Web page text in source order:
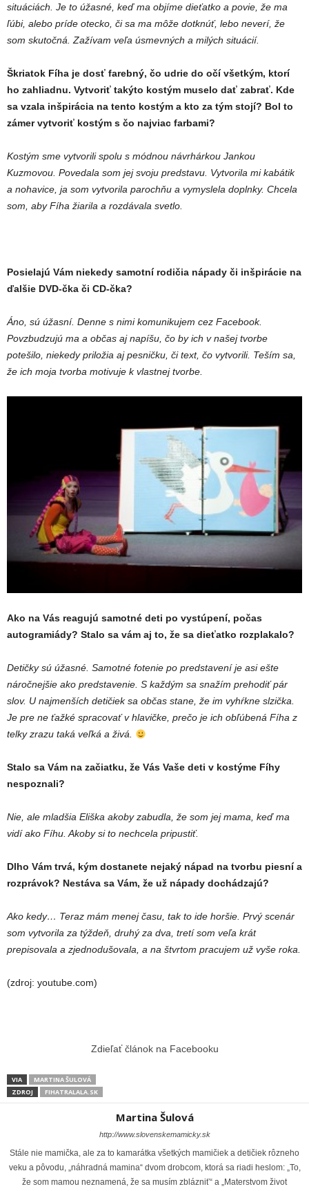
situáciách. Je to úžasné, keď ma objíme dieťatko a povie, že ma
ľúbi, alebo príde otecko, či sa ma môže dotknúť, lebo neverí, že
som skutočná. Zažívam veľa úsmevných a milých situácií.
Škriatok Fíha je dosť farebný, čo udrie do očí všetkým, ktorí
ho zahliadnu. Vytvoriť takýto kostým muselo dať zabrať. Kde
sa vzala inšpirácia na tento kostým a kto za tým stojí? Bol to
zámer vytvoriť kostým s čo najviac farbami?
Kostým sme vytvorili spolu s módnou návrhárkou Jankou
Kuzmovou. Povedala som jej svoju predstavu. Vytvorila mi kabátik
a nohavice, ja som vytvorila parochňu a vymyslela doplnky. Chcela
som, aby Fíha žiarila a rozdávala svetlo.
Posielajú Vám niekedy samotní rodičia nápady či inšpirácie na
ďalšie DVD-čka či CD-čka?
Áno, sú úžasní. Denne s nimi komunikujem cez Facebook.
Povzbudzujú ma a občas aj napíšu, čo by ich v našej tvorbe
potešilo, niekedy priložia aj pesničku, či text, čo vytvorili. Teším sa,
že ich moja tvorba motivuje k vlastnej tvorbe.
Ako na Vás reagujú samotné deti po vystúpení, počas
autogramiády? Stalo sa vám aj to, že sa dieťatko rozplakalo?
Detičky sú úžasné. Samotné fotenie po predstavení je asi ešte
náročnejšie ako predstavenie. S každým sa snažím prehodiť pár
slov. U najmenších detičiek sa občas stane, že im vyhŕkne slzička.
Je pre ne ťažké spracovať v hlavičke, prečo je ich obľúbená Fíha z
telky zrazu taká veľká a živá.
Stalo sa Vám na začiatku, že Vás Vaše deti v kostýme Fíhy
nespoznali?
Nie, ale mladšia Eliška akoby zabudla, že som jej mama, keď ma
vidí ako Fíhu. Akoby si to nechcela pripustiť.
Dlho Vám trvá, kým dostanete nejaký nápad na tvorbu piesní a
rozprávok? Nestáva sa Vám, že už nápady dochádzajú?
Ako kedy… Teraz mám menej času, tak to ide horšie. Prvý scenár
som vytvorila za týždeň, druhý za dva, tretí som veľa krát
prepisovala a zjednodušovala, a na štvrtom pracujem už vyše roka.
(zdroj: youtube.com)
Zdieľať článok na Facebooku
VIA
MARTINA ŠULOVÁ
ZDROJ
FIHATRALALA.SK
Martina Šulová
http://www.slovenskemamicky.sk
Stále nie mamička, ale za to kamarátka všetkých mamičiek a detičiek rôzneho
veku a pôvodu, „náhradná mamina“ dvom drobcom, ktorá sa riadi heslom: „To,
že som mamou neznamená, že sa musím zblázniť“ a „Materstvom život